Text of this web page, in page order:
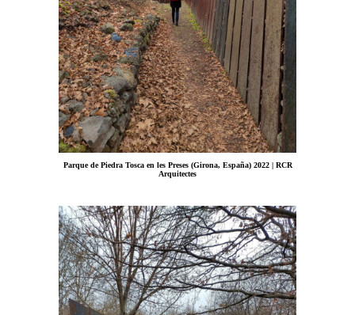
Parque de Piedra Tosca en les Preses (Girona, España) 2022 | RCR
Arquitectes